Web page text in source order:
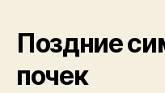
Поздние
почек